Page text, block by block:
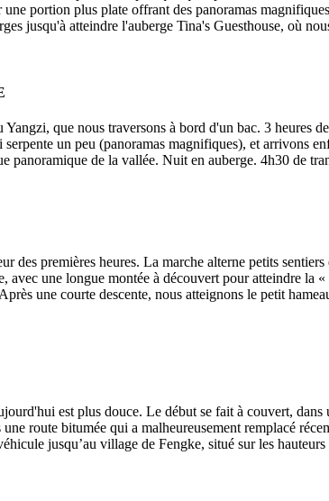
portion plus plate offrant des panoramas
jusqu'à atteindre l'auberge Tina's Guesthouse, où
que nous traversons à bord d'un bac. 3 heures
un peu (panoramas magnifiques), et arrivons
panoramique de la vallée. Nuit en auberge. 4h30 de
des premières heures. La marche alterne petits
avec une longue montée à découvert pour atteindre la
une courte descente, nous atteignons le petit
est plus douce. Le début se fait à couvert,
route bitumée qui a malheureusement remplacé
jusqu’au village de Fengke, situé sur les